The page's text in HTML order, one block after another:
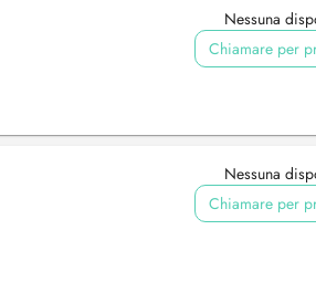
Nessuna
Chiamare per
Nessuna
Chiamare per